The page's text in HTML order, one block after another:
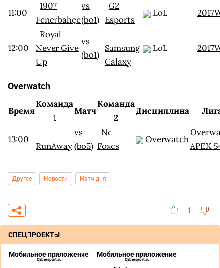
11:00
1907
Fenerbahçe
vs
(bo1)
G2
Esports
LoL
12:00
Royal
Never Give
Up
vs
(bo1)
Samsung
Galaxy
LoL
Overwatch
Время
Команда
1
Матч
Команда
2
Дисциплина
13:00
RunAway
vs
(bo5)
Nc
Foxes
Overwatch
APEX
Другое Новости Матч дня
1
СПЕЦПРОЕКТЫ
Мобильное приложение
Cybersport.ru
Мобильное приложение
Cybersport.ru